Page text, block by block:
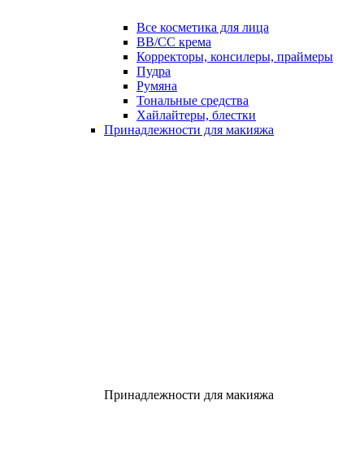
Все косметика для лица
ВВ/СС крема
Корректоры, консилеры, праймеры
Пудра
Румяна
Тональные средства
Хайлайтеры, блестки
Принадлежности для макияжа
Принадлежности для макияжа